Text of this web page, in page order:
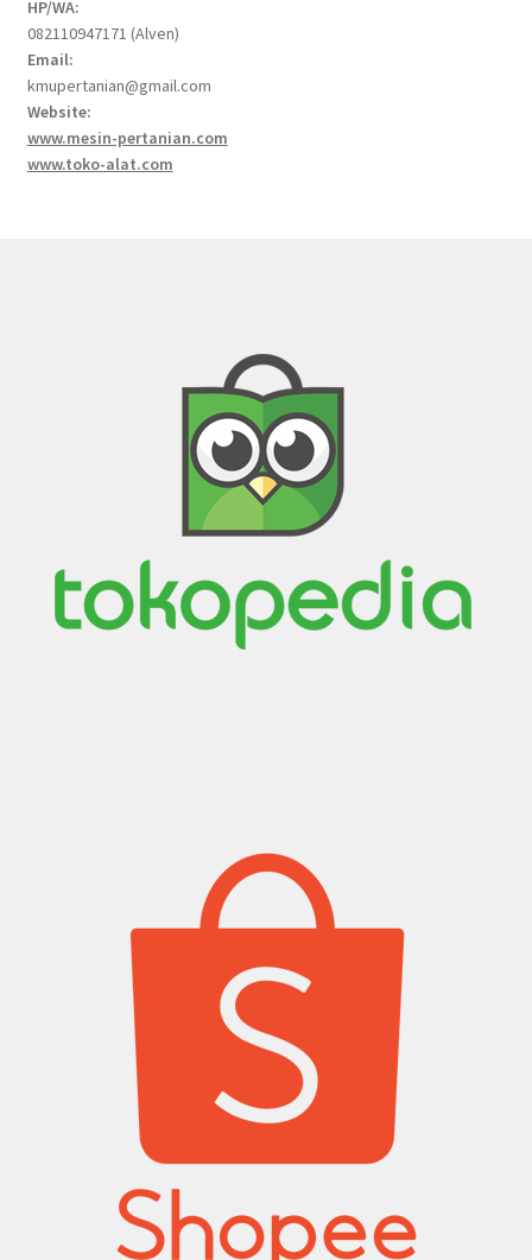
HP/WA:
082110947171 (Alven)
Email:
kmupertanian@gmail.com
Website:
www.mesin-pertanian.com
www.toko-alat.com